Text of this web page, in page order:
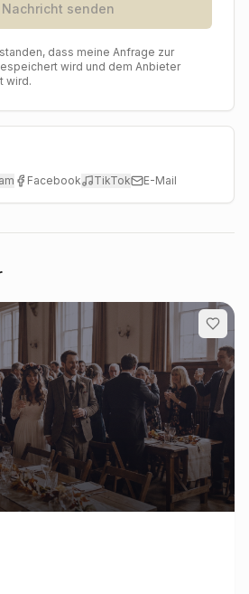
Nachricht senden
dass meine Anfrage zur
wird und dem Anbieter
wird.
Facebook TikTok E-Mail